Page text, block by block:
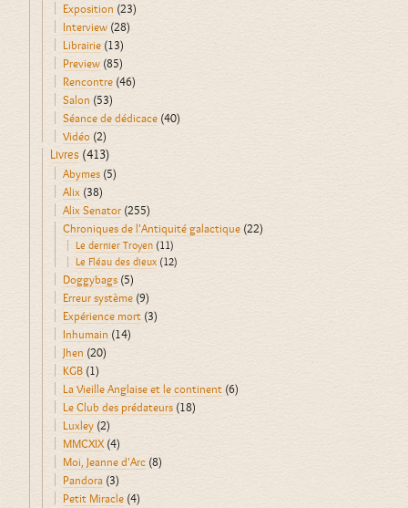
Exposition (23)
Interview (28)
Librairie (13)
Preview (85)
Rencontre (46)
Salon (53)
Séance de dédicace (40)
Vidéo (2)
Livres (413)
Abymes (5)
Alix (38)
Alix Senator (255)
Chroniques de l'Antiquité galactique (22)
Le dernier Troyen (11)
Le Fléau des dieux (12)
Doggybags (5)
Erreur système (9)
Expérience mort (3)
Inhumain (14)
Jhen (20)
KGB (1)
La Vieille Anglaise et le continent (6)
Le Club des prédateurs (18)
Luxley (2)
MMCXIX(4)
Moi, Jeanne d'Arc (8)
Pandora (3)
Petit Miracle (4)